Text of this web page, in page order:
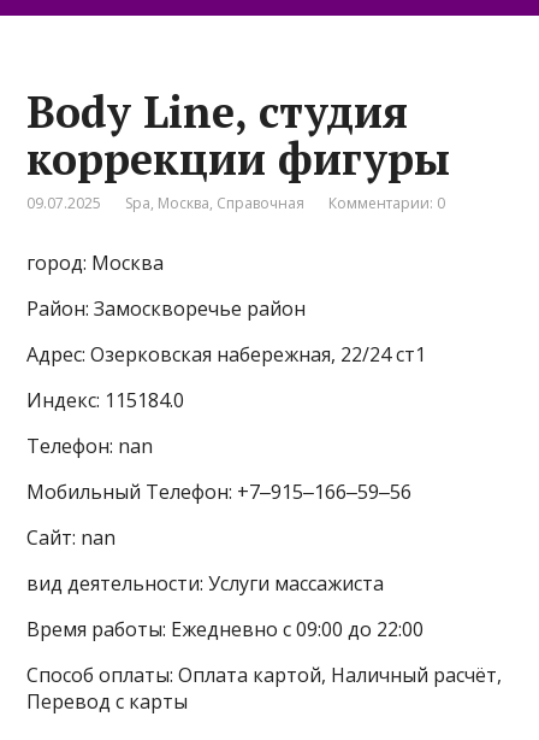
Body Line, студия
коррекции фигуры
09.07.2025 Spa, Москва, Справочная Комментарии: 0
город: Москва
Район: Замоскворечье район
Адрес: Озерковская набережная, 22/24 ст1
Индекс: 115184.0
Телефон: nan
Мобильный Телефон: +7‒915‒166‒59‒56
Сайт: nan
вид деятельности: Услуги массажиста
Время работы: Ежедневно с 09:00 до 22:00
Способ оплаты: Оплата картой, Наличный расчёт,
Перевод с карты